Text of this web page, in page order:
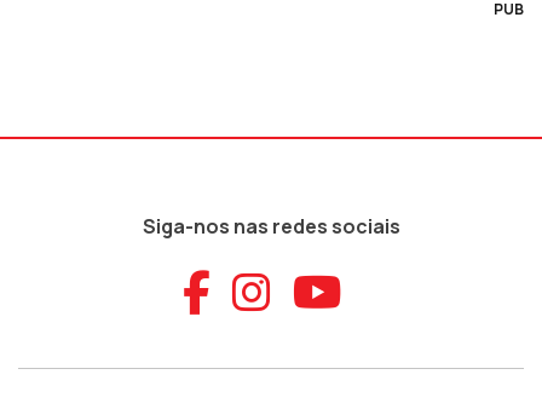
PUB
Siga-nos nas redes sociais
Aceder ao
Aceder ao
Aceder